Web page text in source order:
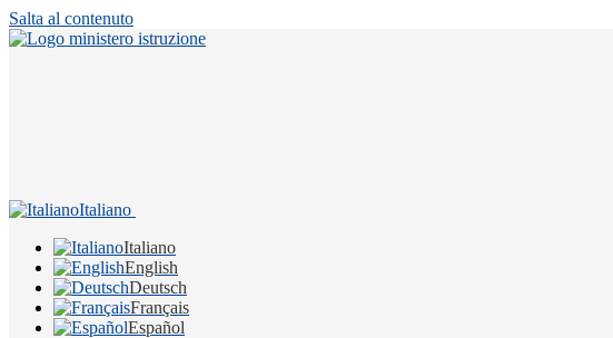
Salta al contenuto
Italiano
Italiano
English
Deutsch
Français
Español